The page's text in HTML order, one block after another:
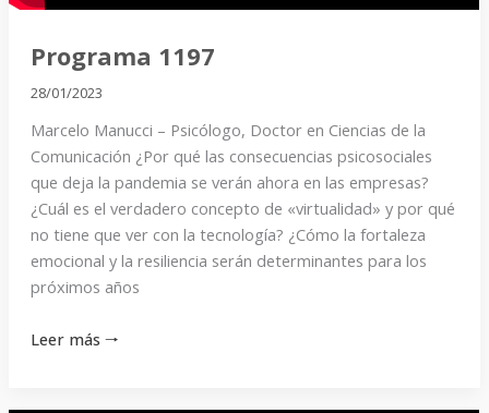
Programa 1197
28/01/2023
Marcelo Manucci – Psicólogo, Doctor en Ciencias de la
Comunicación ¿Por qué las consecuencias psicosociales
que deja la pandemia se verán ahora en las empresas?
¿Cuál es el verdadero concepto de «virtualidad» y por qué
no tiene que ver con la tecnología? ¿Cómo la fortaleza
emocional y la resiliencia serán determinantes para los
próximos años
Leer más 🠒